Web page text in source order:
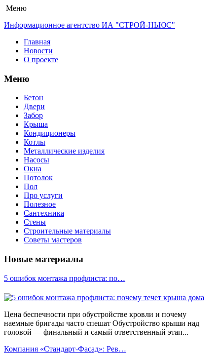
Меню
Информационное агентство ИА "СТРОЙ-НЬЮС"
Главная
Новости
О проекте
Меню
Бетон
Двери
Забор
Крыша
Кондиционеры
Котлы
Металлические изделия
Насосы
Окна
Потолок
Пол
Про услуги
Полезное
Сантехника
Стены
Строительные материалы
Советы мастеров
Новые материалы
5 ошибок монтажа профлиста: по…
Цена беспечности при обустройстве кровли и почему
наемные бригады часто спешат Обустройство крыши над
головой — финальный и самый ответственный этап...
Компания «Стандарт-Фасад»: Рев…